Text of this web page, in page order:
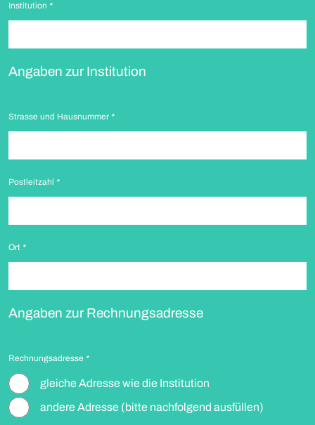
Institution *
Angaben zur Institution
Strasse und Hausnummer *
Postleitzahl *
Ort *
Angaben zur Rechnungsadresse
Rechnungsadresse *
gleiche Adresse wie die Institution
andere Adresse (bitte nachfolgend ausfüllen)